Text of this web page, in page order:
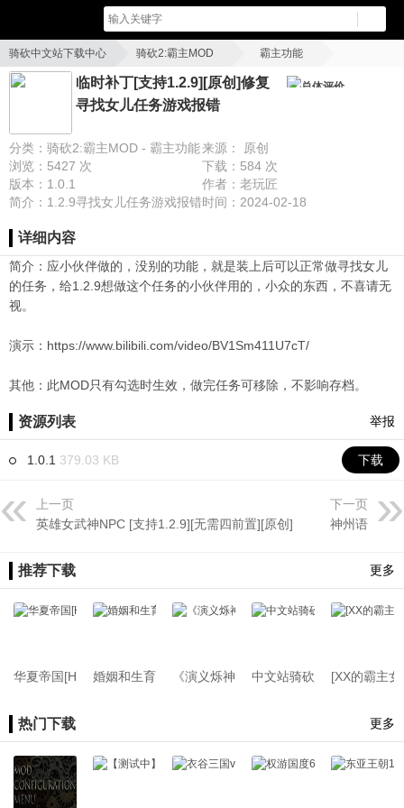
骑砍中文站下载中心 骑砍2:霸主MOD 霸主功能
临时补丁[支持1.2.9][原创]修复寻找女儿任务游戏报错 总体评价
临时补丁[支持1.2.9][原创]修复
寻找女儿任务游戏报错
分类：骑砍2:霸主MOD - 霸主功能来源： 原创
浏览：5427 次
下载：584 次
版本：1.0.1
作者：老玩匠
简介：1.2.9寻找女儿任务游戏报错时间：2024-02-18
详细内容
简介：应小伙伴做的，没别的功能，就是装上后可以正常做寻找女儿
的任务，给1.2.9想做这个任务的小伙伴用的，小众的东西，不喜请无
视。
演示： https://www.bilibili.com/video/BV1Sm411U7cT/
其他：此MOD只有勾选时生效，做完任务可移除，不影响存档。
资源列表 举报
1.0.1 379.03 KB 下载
上一页
英雄女武神NPC [支持1.2.9][无需四前置][原创]
下一页
神州语
推荐下载 更多
华夏帝国[Huaxia Kingdom]1.3.15&1.4.5
婚姻和生育[支持1.2.12-1.3.15-1.4.6][原创][多配偶][怀
《演义烁神锋》（支持目前所有版本通用
中文站骑砍2模组一键汉化
[XX的霸主
热门下载 更多